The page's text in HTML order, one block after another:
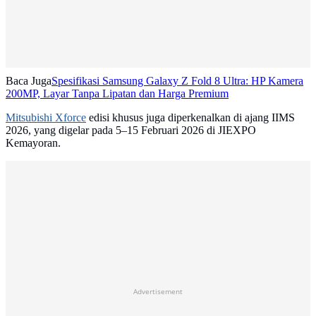
Baca JugaSpesifikasi Samsung Galaxy Z Fold 8 Ultra: HP Kamera
200MP, Layar Tanpa Lipatan dan Harga Premium
Mitsubishi Xforce edisi khusus juga diperkenalkan di ajang IIMS
2026, yang digelar pada 5–15 Februari 2026 di JIEXPO
Kemayoran.
Advertisement